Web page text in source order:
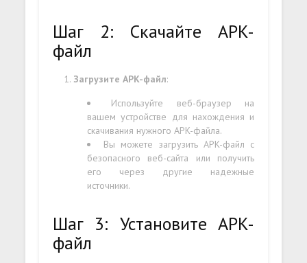
Шаг 2: Скачайте APK-
файл
Загрузите APK-файл:
Используйте веб-браузер на
вашем устройстве для нахождения и
скачивания нужного APK-файла.
Вы можете загрузить APK-файл с
безопасного веб-сайта или получить
его через другие надежные
источники.
Шаг 3: Установите APK-
файл